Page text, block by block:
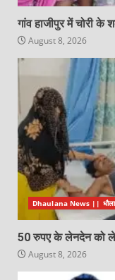
गांव हाजीपुर में चोरी
August 8, 2026
Dhaulana News ||
50 रुपए के लेनदेन को
August 8, 2026